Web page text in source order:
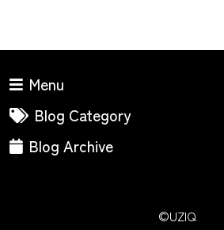
Menu
Blog Category
Blog Archive
©UZIQ